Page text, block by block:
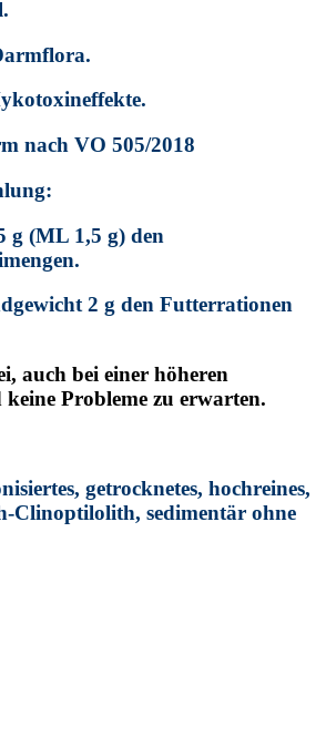
nach VO 505/2018
g (ML 1,5 g) den
2 g den Futterrationen
auch bei einer höheren
Probleme zu erwarten.
getrocknetes, hochreines,
Clinoptilolith, sedimentär ohne